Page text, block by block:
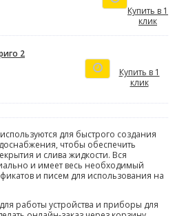
Купить в 1
клик
2
Купить в 1
клик
для быстрого создания
чтобы обеспечить
и слива жидкости. Вся
и имеет весь необходимый
и писем для использования на
работы устройства и приборы для